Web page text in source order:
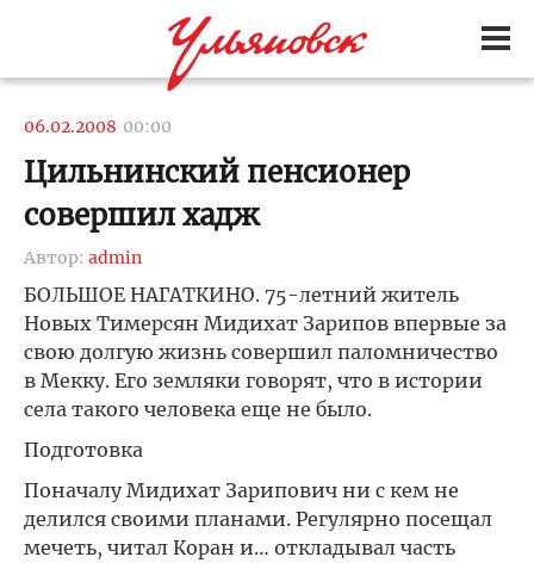
06.02.2008 00:00
Цильнинский пенсионер
совершил хадж
Автор: admin
БОЛЬШОЕ НАГАТКИНО. 75-летний житель
Новых Тимерсян Мидихат Зарипов впервые за
свою долгую жизнь совершил паломничество
в Мекку. Его земляки говорят, что в истории
села такого человека еще не было.
Подготовка
Поначалу Мидихат Зарипович ни с кем не
делился своими планами. Регулярно посещал
мечеть, читал Коран и… откладывал часть